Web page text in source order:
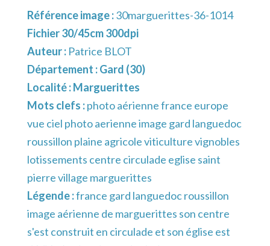
Référence image :30marguerittes-36-1014
Fichier 30/45cm 300dpi
Auteur : Patrice BLOT
Département :Gard (30)
Localité :Marguerittes
Mots clefs :photo aérienne france europe
vue ciel photo aerienne image gard languedoc
roussillon plaine agricole viticulture vignobles
lotissements centre circulade eglise saint
pierre village marguerittes
Légende :france gard languedoc roussillon
image aérienne de marguerittes son centre
s'est construit en circulade et son église est